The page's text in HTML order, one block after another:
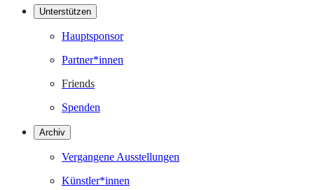
Unterstützen
Hauptsponsor
Partner*innen
Friends
Spenden
Archiv
Vergangene Ausstellungen
Künstler*innen